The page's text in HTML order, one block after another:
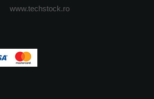
www.techstock.ro